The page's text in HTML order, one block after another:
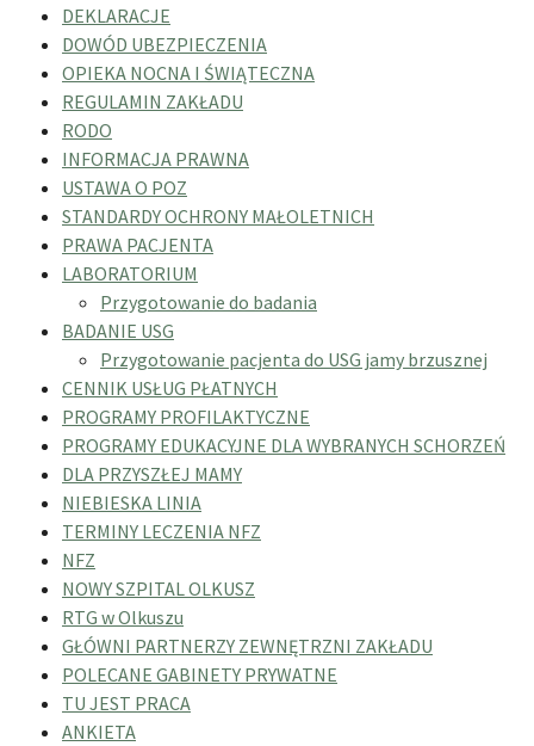
DEKLARACJE
DOWÓD UBEZPIECZENIA
OPIEKA NOCNA I ŚWIĄTECZNA
REGULAMIN ZAKŁADU
RODO
INFORMACJA PRAWNA
USTAWA O POZ
STANDARDY OCHRONY MAŁOLETNICH
PRAWA PACJENTA
LABORATORIUM
Przygotowanie do badania
BADANIE USG
Przygotowanie pacjenta do USG jamy brzusznej
CENNIK USŁUG PŁATNYCH
PROGRAMY PROFILAKTYCZNE
PROGRAMY EDUKACYJNE DLA WYBRANYCH SCHORZEŃ
DLA PRZYSZŁEJ MAMY
NIEBIESKA LINIA
TERMINY LECZENIA NFZ
NFZ
NOWY SZPITAL OLKUSZ
RTG w Olkuszu
GŁÓWNI PARTNERZY ZEWNĘTRZNI ZAKŁADU
POLECANE GABINETY PRYWATNE
TU JEST PRACA
ANKIETA